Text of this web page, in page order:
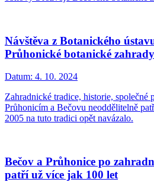
Návštěva z Botanického
Průhonické botanické
Datum: 4. 10. 2024
Zahradnické tradice, historie, společné
Průhonicím a Bečovu neoddělitelně
2005 na tuto tradici opět navázalo.
Bečov a Průhonice po
patří už více jak 100 let